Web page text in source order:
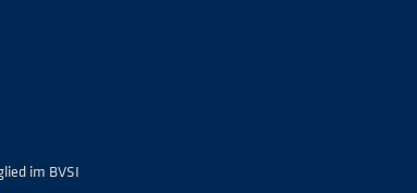
im BVSI